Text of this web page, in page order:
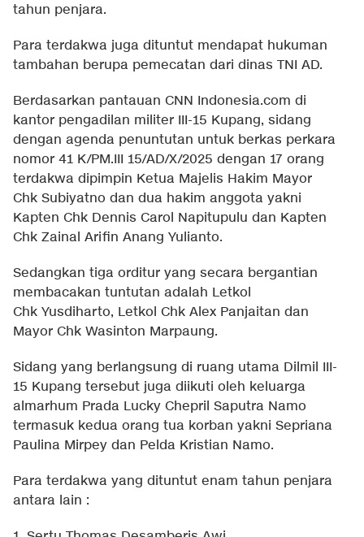
tahun penjara.
Para terdakwa juga dituntut mendapat hukuman
tambahan berupa pemecatan dari dinas TNI AD.
Berdasarkan pantauan CNN Indonesia.com di
kantor pengadilan militer III-15 Kupang, sidang
dengan agenda penuntutan untuk berkas perkara
nomor 41 K/PM.III 15/AD/X/2025 dengan 17 orang
terdakwa dipimpin Ketua Majelis Hakim Mayor
Chk Subiyatno dan dua hakim anggota yakni
Kapten Chk Dennis Carol Napitupulu dan Kapten
Chk Zainal Arifin Anang Yulianto.
Sedangkan tiga orditur yang secara bergantian
membacakan tuntutan adalah Letkol
Chk Yusdiharto, Letkol Chk Alex Panjaitan dan
Mayor Chk Wasinton Marpaung.
Sidang yang berlangsung di ruang utama Dilmil III-
15 Kupang tersebut juga diikuti oleh keluarga
almarhum Prada Lucky Chepril Saputra Namo
termasuk kedua orang tua korban yakni Sepriana
Paulina Mirpey dan Pelda Kristian Namo.
Para terdakwa yang dituntut enam tahun penjara
antara lain :